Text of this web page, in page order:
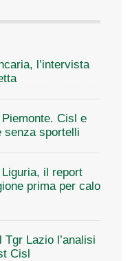
l’intervista
Cisl e
senza sportelli
il report
prima per calo
Lazio l’analisi
Cisl